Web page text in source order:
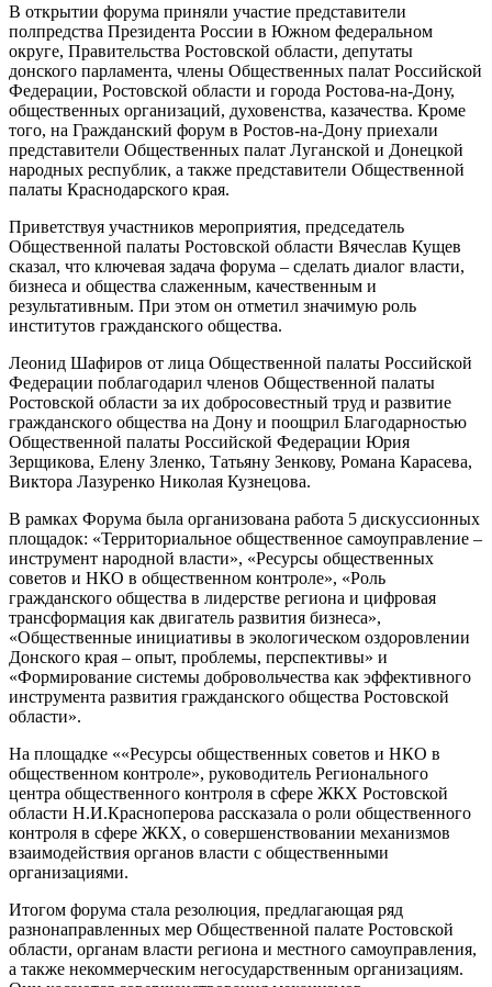
В открытии форума приняли участие представители
полпредства Президента России в Южном федеральном
округе, Правительства Ростовской области, депутаты
донского парламента, члены Общественных палат Российской
Федерации, Ростовской области и города Ростова-на-Дону,
общественных организаций, духовенства, казачества. Кроме
того, на Гражданский форум в Ростов-на-Дону приехали
представители Общественных палат Луганской и Донецкой
народных республик, а также представители Общественной
палаты Краснодарского края.
Приветствуя участников мероприятия, председатель
Общественной палаты Ростовской области Вячеслав Кущев
сказал, что ключевая задача форума – сделать диалог власти,
бизнеса и общества слаженным, качественным и
результативным. При этом он отметил значимую роль
институтов гражданского общества.
Леонид Шафиров от лица Общественной палаты Российской
Федерации поблагодарил членов Общественной палаты
Ростовской области за их добросовестный труд и развитие
гражданского общества на Дону и поощрил Благодарностью
Общественной палаты Российской Федерации Юрия
Зерщикова, Елену Зленко, Татьяну Зенкову, Романа Карасева,
Виктора Лазуренко Николая Кузнецова.
В рамках Форума была организована работа 5 дискуссионных
площадок: «Территориальное общественное самоуправление –
инструмент народной власти», «Ресурсы общественных
советов и НКО в общественном контроле», «Роль
гражданского общества в лидерстве региона и цифровая
трансформация как двигатель развития бизнеса»,
«Общественные инициативы в экологическом оздоровлении
Донского края – опыт, проблемы, перспективы» и
«Формирование системы добровольчества как эффективного
инструмента развития гражданского общества Ростовской
области».
На площадке ««Ресурсы общественных советов и НКО в
общественном контроле», руководитель Регионального
центра общественного контроля в сфере ЖКХ Ростовской
области Н.И.Красноперова рассказала о роли общественного
контроля в сфере ЖКХ, о совершенствовании механизмов
взаимодействия органов власти с общественными
организациями.
Итогом форума стала резолюция, предлагающая ряд
разнонаправленных мер Общественной палате Ростовской
области, органам власти региона и местного самоуправления,
а также некоммерческим негосударственным организациям.